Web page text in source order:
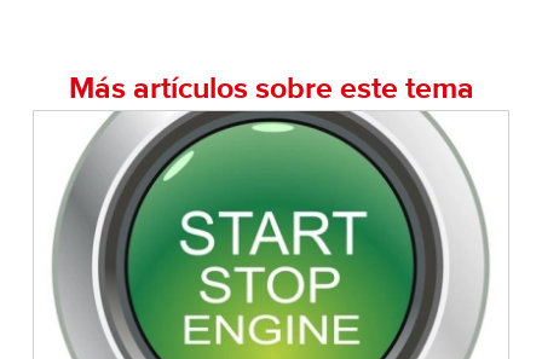
Más artículos sobre este tema